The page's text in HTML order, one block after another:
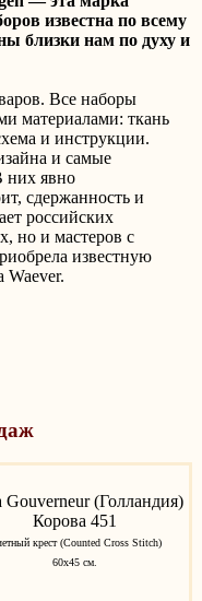
известна по всему
близки нам по духу и
Все наборы
материалами: ткань
и инструкции.
и самые
них явно
сдержанность и
российских
но и мастеров с
известную
Waever.
Gouverneur (Голландия)
Корова 451
крест (Counted Cross Stitch)
60х45 см.